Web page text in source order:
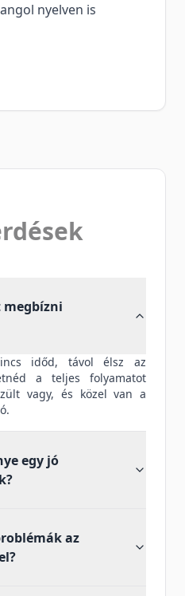
nyelven is
időd, távol élsz az
a teljes folyamatot
vagy, és közel van a
egy jó
az